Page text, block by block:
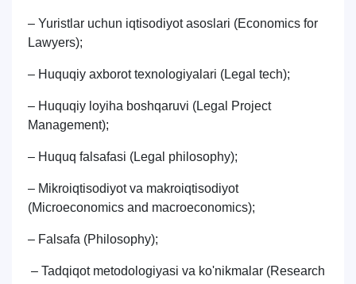
– Yuristlar uchun iqtisodiyot asoslari (Economics for
Lawyers);
– Huquqiy axborot texnologiyalari (Legal tech);
– Huquqiy loyiha boshqaruvi (Legal Project
Management);
– Huquq falsafasi (Legal philosophy);
– Mikroiqtisodiyot va makroiqtisodiyot
(Microeconomics and macroeconomics);
– Falsafa (Philosophy);
– Tadqiqot metodologiyasi va ko'nikmalar (Research